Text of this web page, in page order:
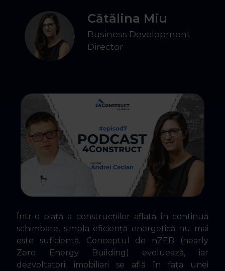
Cătălina Miu
Business Development
Director
Într-o piață a construcțiilor aflată în continuă
schimbare, simpla eficiență energetică nu mai
este suficientă. Conceptul de nZEB (nearly
Zero Energy Building) evoluează, iar
dezvoltatorii imobiliari se află în fața unei